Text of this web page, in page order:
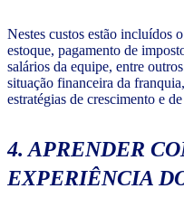
Nestes custos estão incluídos
estoque, pagamento de
salários da equipe, entre
situação financeira da
estratégias de crescimento e
4. APRENDER
EXPERIÊNCIA